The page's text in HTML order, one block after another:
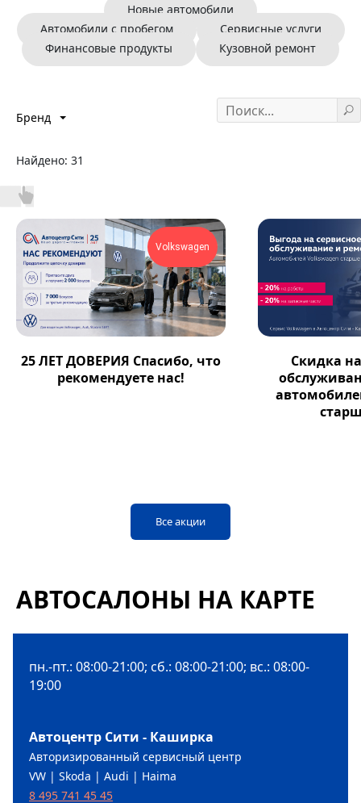
Новые автомобили
Автомобили с пробегом
Сервисные услуги
Финансовые продукты
Кузовной ремонт
Бренд
Найдено: 31
Volkswagen
25 ЛЕТ ДОВЕРИЯ Спасибо, что
рекомендуете нас!
Скидка
Все акции
АВТОСАЛОНЫ НА КАРТЕ
пн.-пт.: 08:00-21:00; сб.: 08:00-21:00; вс.: 08:00-
19:00
Автоцентр Сити - Каширка
Авторизированный сервисный центр
VW | Skoda | Audi | Haima
8 495 741 45 45